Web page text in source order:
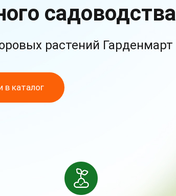
садоводства
растений Гарденмарт
в каталог